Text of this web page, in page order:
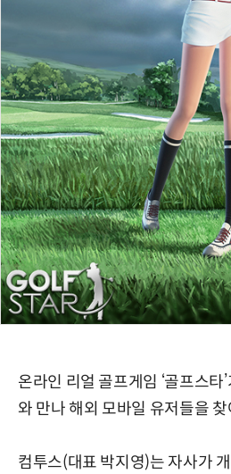
온라인 리얼 골프게임 ‘골프스타
와 만나 해외 모바일 유저들을 찾
컴투스(대표 박지영)는 자사가